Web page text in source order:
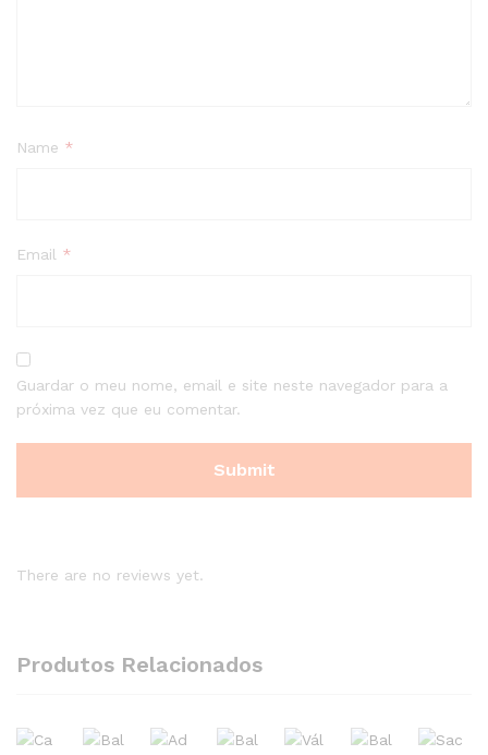
Name *
Email *
Guardar o meu nome, email e site neste navegador para a
próxima vez que eu comentar.
There are no reviews yet.
Produtos Relacionados